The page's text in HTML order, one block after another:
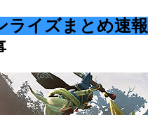
ライズまとめ速報